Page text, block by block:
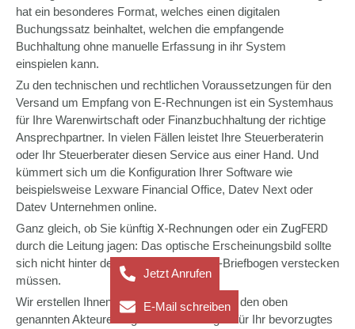
hat ein besonderes Format, welches einen digitalen
Buchungssatz beinhaltet, welchen die empfangende
Buchhaltung ohne manuelle Erfassung in ihr System
einspielen kann.
Zu den technischen und rechtlichen Voraussetzungen für den
Versand um Empfang von E-Rechnungen ist ein Systemhaus
für Ihre Warenwirtschaft oder Finanzbuchhaltung der richtige
Ansprechpartner. In vielen Fällen leistet Ihre Steuerberaterin
oder Ihr Steuerberater diesen Service aus einer Hand. Und
kümmert sich um die Konfiguration Ihrer Software wie
beispielsweise Lexware Financial Office, Datev Next oder
Datev Unternehmen online.
Ganz gleich, ob Sie künftig X-Rechnungen oder ein ZugFERD
durch die Leitung jagen: Das optische Erscheinungsbild sollte
sich nicht hinter dem gewohnten Papier-Briefbogen verstecken
müssen.
Wir erstellen Ihnen gern in Abstimmung mit den oben
genannten Akteuren digitale Dateivorlagen für Ihr bevorzugtes
Jetzt Anrufen
E-Mail schreiben